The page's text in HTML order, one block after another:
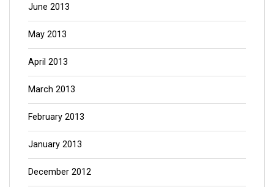
June 2013
May 2013
April 2013
March 2013
February 2013
January 2013
December 2012